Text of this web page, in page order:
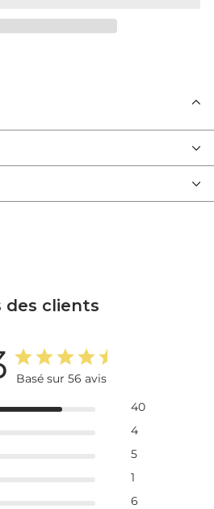
des clients
Basé sur 56 avis
40
4
5
1
6